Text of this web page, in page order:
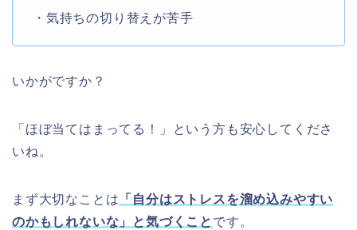
・気持ちの切り替えが苦手
いかがですか？
「ほぼ当てはまってる！」という方も安心してくださ
いね。
まず大切なことは 「自分はストレスを溜め込みやすい
のかもしれないな」と気づくこと です。